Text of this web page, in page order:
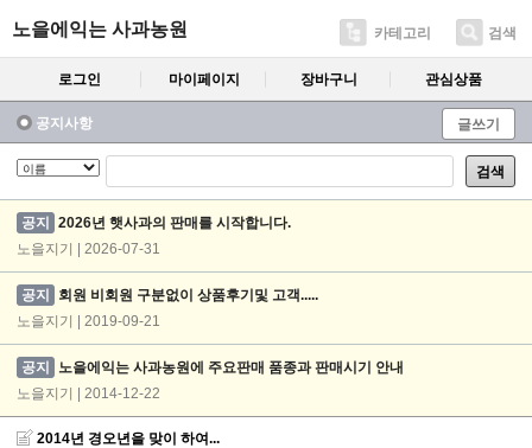
노을에익는 사과농원 카테고리 검색
로그인 마이페이지 장바구니 관심상품
공지사항 글쓰기
검색
공지 2026년 햇사과의 판매를 시작합니다.
노을지기 | 2026-07-31
공지
회원 비회원 구분없이 상품후기및 고객.....
노을지기 | 2019-09-21
공지
노을에익는 사과농원에 주요판매 품종과 판매시기 안내
노을지기 | 2014-12-22
2014년 경오년을 맞이 하여...